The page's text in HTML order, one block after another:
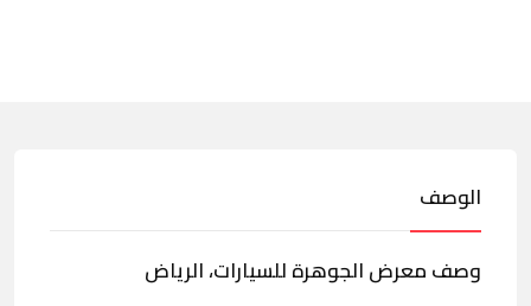
الوصف
وصف معرض الجوهرة للسيارات، الرياض